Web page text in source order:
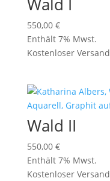
Wald I
550,00 €
Enthält 7% Mwst.
Kostenloser Versand
Wald II
550,00 €
Enthält 7% Mwst.
Kostenloser Versand